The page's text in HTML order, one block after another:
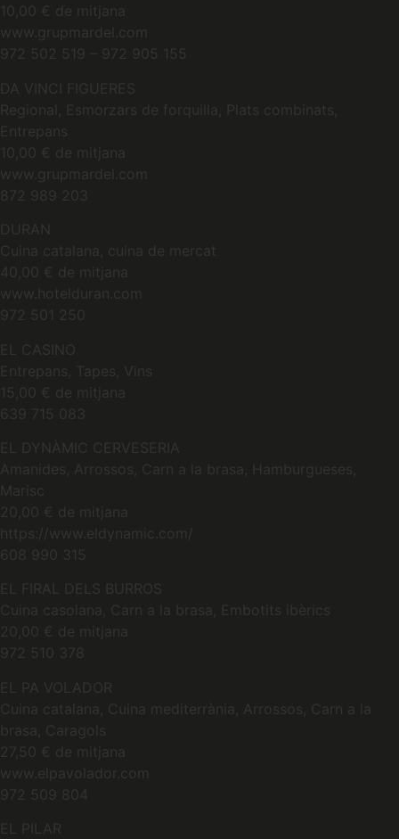
10,00 € de mitjana
www.grupmardel.com
972 502 519 – 972 905 155
DA VINCI FIGUERES
Regional, Esmorzars de forquilla, Plats combinats,
Entrepans
10,00 € de mitjana
www.grupmardel.com
872 989 203
DURAN
Cuina catalana, cuina de mercat
40,00 € de mitjana
www.hotelduran.com
972 501 250
EL CASINO
Entrepans, Tapes, Vins
15,00 € de mitjana
639 715 083
EL DYNÀMIC CERVESERIA
Amanides, Arrossos, Carn a la brasa, Hamburgueses,
Marisc
20,00 € de mitjana
https://www.eldynamic.com/
608 990 315
EL FIRAL DELS BURROS
Cuina casolana, Carn a la brasa, Embotits ibèrics
20,00 € de mitjana
972 510 378
EL PA VOLADOR
Cuina catalana, Cuina mediterrània, Arrossos, Carn a la
brasa, Caragols
27,50 € de mitjana
www.elpavolador.com
972 509 804
EL PILAR